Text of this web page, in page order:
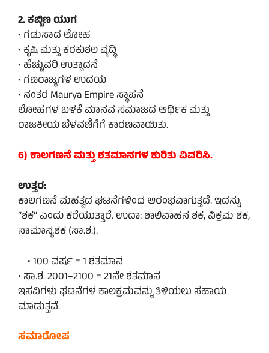
2. ಕಬ್ಬಿಣ ಯುಗ
• ಗಡುಸಾದ ಲೋಹ
• ಕೃಷಿ ಮತ್ತು ಕರಕುಶಲ ವೃದ್ಧಿ
• ಹೆಚ್ಚುವರಿ ಉತ್ಪಾದನೆ
• ಗಣರಾಜ್ಯಗಳ ಉದಯ
• ನಂತರ Maurya Empire ಸ್ಥಾಪನೆ
ಲೋಹಗಳ ಬಳಕೆ ಮಾನವ ಸಮಾಜದ ಆರ್ಥಿಕ ಮತ್ತು
ರಾಜಕೀಯ ಬೆಳವಣಿಗೆಗೆ ಕಾರಣವಾಯಿತು.
6) ಕಾಲಗಣನೆ ಮತ್ತು ಶತಮಾನಗಳ ಕುರಿತು ವಿವರಿಸಿ.
ಉತ್ತರ:
ಕಾಲಗಣನೆ ಮಹತ್ವದ ಘಟನೆಗಳಿಂದ ಆರಂಭವಾಗುತ್ತದೆ. ಇದನ್ನು
“ಶಕ” ಎಂದು ಕರೆಯುತ್ತಾರೆ. ಉದಾ: ಶಾಲಿವಾಹನ ಶಕ, ವಿಕ್ರಮ ಶಕ,
ಸಾಮಾನ್ಯಶಕ (ಸಾ.ಶ.).
• 100 ವರ್ಷ = 1 ಶತಮಾನ
• ಸಾ.ಶ. 2001–2100 = 21ನೇ ಶತಮಾನ
ಇಸವಿಗಳು ಘಟನೆಗಳ ಕಾಲಕ್ರಮವನ್ನು ತಿಳಿಯಲು ಸಹಾಯ
ಮಾಡುತ್ತವೆ.
ಸಮಾರೋಪ